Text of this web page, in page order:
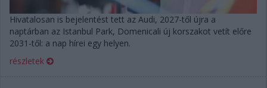
Hivatalosan is bejelentést tett az Audi, 2027-től újra a
naptárban az Istanbul Park, Domenicali új korszakot vetít előre
2031-től: a nap hírei egy helyen.
részletek